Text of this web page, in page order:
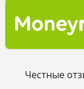
Честные